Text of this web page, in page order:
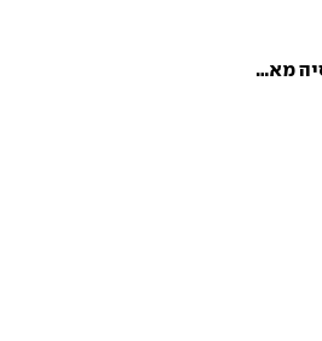
העריץ את שאקירה, ריגש את ביל קלינטון - 10 דברים שלא ידעתם על גבריאל גרסיה מארקס